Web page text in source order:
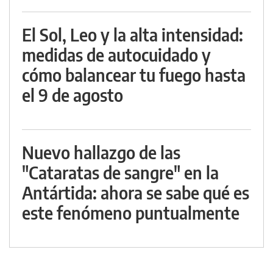
El Sol, Leo y la alta intensidad:
medidas de autocuidado y
cómo balancear tu fuego hasta
el 9 de agosto
Nuevo hallazgo de las
"Cataratas de sangre" en la
Antártida: ahora se sabe qué es
este fenómeno puntualmente